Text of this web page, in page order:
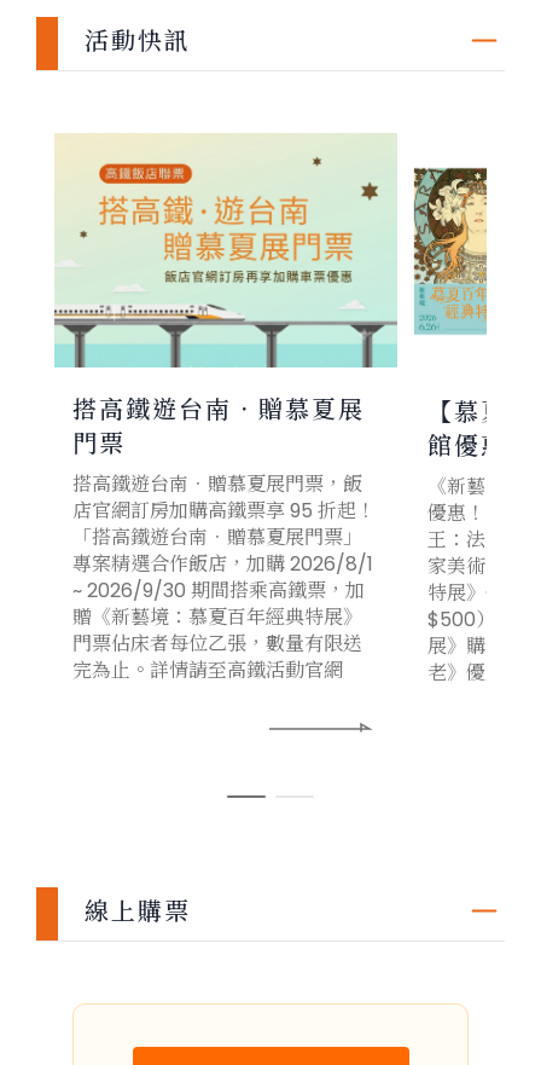
活動快訊
搭高鐵遊台南．贈慕夏展
門票
搭高鐵遊台南．贈慕夏展門票，飯
店官網訂房加購高鐵票享 95 折起！
「搭高鐵遊台南．贈慕夏展門票」
專案精選合作飯店，加購 2026/8/1
~ 2026/9/30 期間搭乘高鐵票，加
贈《新藝境：慕夏百年經典特展》
門票佔床者每位乙張，數量有限送
完為止。詳情請至高鐵活動官網
【慕夏
館優惠活
《新藝境：
優惠！ 凡是
王：法老》
家美術館《
特展》優惠
$500）。
展》購票憑
老》優惠票
線上購票